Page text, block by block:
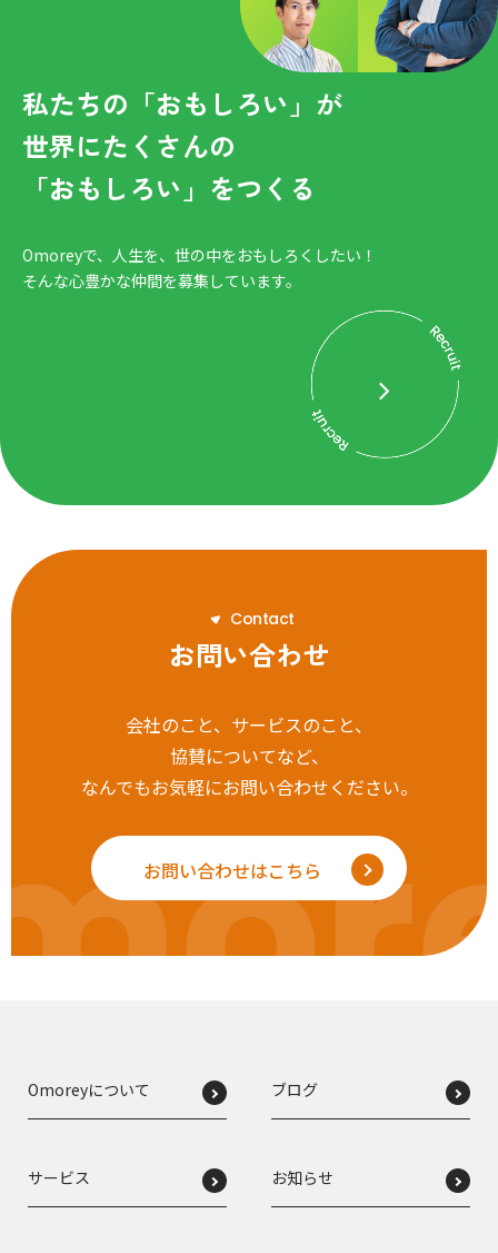
私たちの「おもしろい」が
世界にたくさんの
「おもしろい」をつくる
Omoreyで、人生を、世の中をおもしろくしたい！
そんな心豊かな仲間を募集しています。
Contact
お問い合わせ
会社のこと、サービスのこと、
協賛についてなど、
なんでもお気軽にお問い合わせください。
お問い合わせはこちら
Omoreyについて
サービス
ブログ
お知らせ